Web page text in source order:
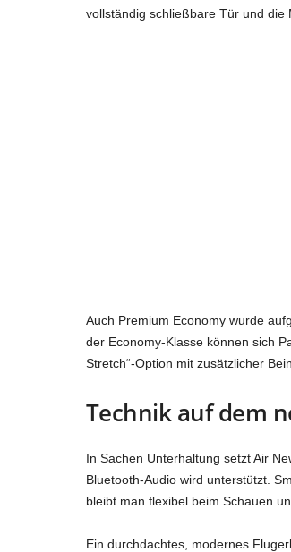
vollständig schließbare Tür und die
Auch Premium Economy wurde
der Economy-Klasse können sich
Stretch“-Option mit zusätzlicher
Technik auf dem
In Sachen Unterhaltung setzt Air
Bluetooth-Audio wird unterstützt.
bleibt man flexibel beim Schauen
Ein durchdachtes, modernes